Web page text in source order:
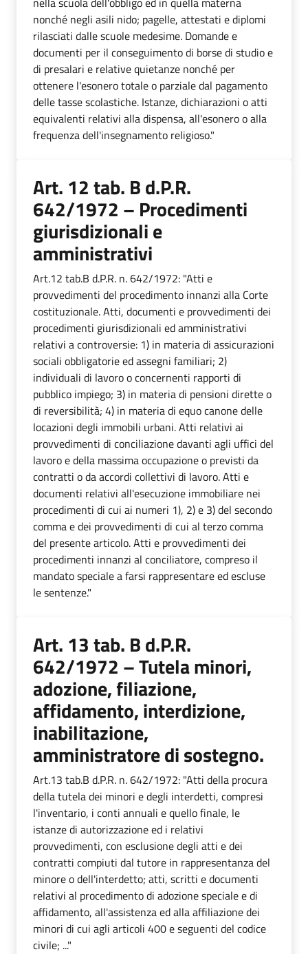
nonché negli asili nido; pagelle, attestati e diplomi
rilasciati dalle scuole medesime. Domande e
documenti per il conseguimento di borse di studio e
di presalari e relative quietanze nonché per
ottenere l'esonero totale o parziale dal pagamento
delle tasse scolastiche. Istanze, dichiarazioni o atti
equivalenti relativi alla dispensa, all'esonero o alla
frequenza dell'insegnamento religioso."
Art. 12 tab. B d.P.R.
642/1972 – Procedimenti
giurisdizionali e
amministrativi
Art.12 tab.B d.P.R. n. 642/1972: "Atti e
provvedimenti del procedimento innanzi alla Corte
costituzionale. Atti, documenti e provvedimenti dei
procedimenti giurisdizionali ed amministrativi
relativi a controversie: 1) in materia di assicurazioni
sociali obbligatorie ed assegni familiari; 2)
individuali di lavoro o concernenti rapporti di
pubblico impiego; 3) in materia di pensioni dirette o
di reversibilità; 4) in materia di equo canone delle
locazioni degli immobili urbani. Atti relativi ai
provvedimenti di conciliazione davanti agli uffici del
lavoro e della massima occupazione o previsti da
contratti o da accordi collettivi di lavoro. Atti e
documenti relativi all'esecuzione immobiliare nei
procedimenti di cui ai numeri 1), 2) e 3) del secondo
comma e dei provvedimenti di cui al terzo comma
del presente articolo. Atti e provvedimenti dei
procedimenti innanzi al conciliatore, compreso il
mandato speciale a farsi rappresentare ed escluse
le sentenze."
Art. 13 tab. B d.P.R.
642/1972 – Tutela minori,
adozione, filiazione,
affidamento, interdizione,
inabilitazione,
amministratore di sostegno.
Art.13 tab.B d.P.R. n. 642/1972: "Atti della procura
della tutela dei minori e degli interdetti, compresi
l'inventario, i conti annuali e quello finale, le
istanze di autorizzazione ed i relativi
provvedimenti, con esclusione degli atti e dei
contratti compiuti dal tutore in rappresentanza del
minore o dell'interdetto; atti, scritti e documenti
relativi al procedimento di adozione speciale e di
affidamento, all'assistenza ed alla affiliazione dei
minori di cui agli articoli 400 e seguenti del codice
civile; ..."